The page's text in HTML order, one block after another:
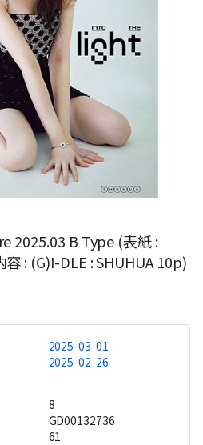
2025.03 B Type (表紙 :
容 : (G)I-DLE : SHUHUA 10p)
2025-03-01
2025-02-26
8
GD00132736
61